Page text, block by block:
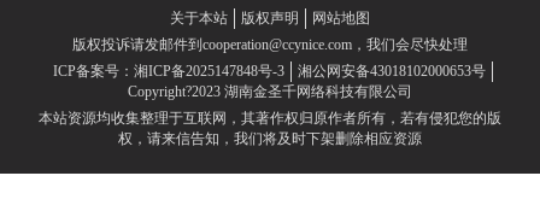
关于本站 版权声明
网站地图
版权投诉请发邮件到cooperation@ccynice.com，我们会尽快处理
ICP备案号：湘ICP备2025147848号-3
湘公网安备43018102000653号
Copyright?2023 湖南金圣千网络科技有限公司
本站资源均收集整理于互联网，其著作权归原作者所有，若有侵犯您的版
权，请来信告知，我们将及时下架删除相应资源